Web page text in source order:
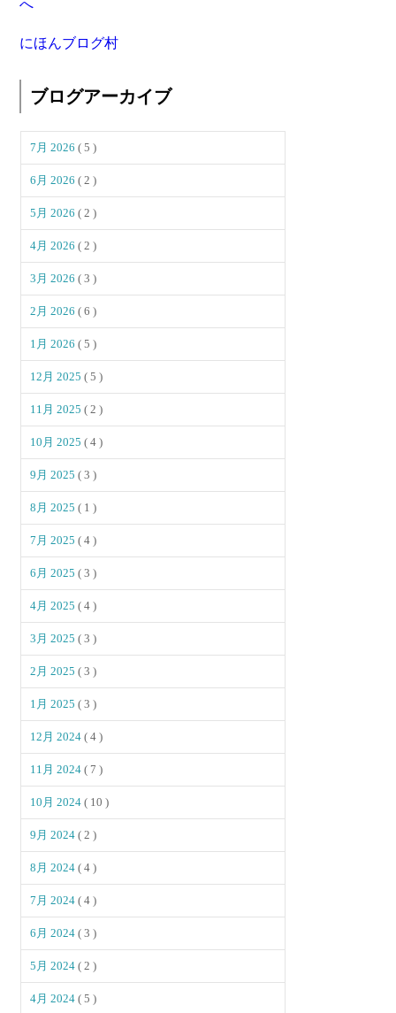
にほんブログ村
ブログアーカイブ
7月 2026( 5 )
6月 2026( 2 )
5月 2026( 2 )
4月 2026( 2 )
3月 2026( 3 )
2月 2026( 6 )
1月 2026( 5 )
12月 2025( 5 )
11月 2025( 2 )
10月 2025( 4 )
9月 2025( 3 )
8月 2025( 1 )
7月 2025( 4 )
6月 2025( 3 )
4月 2025( 4 )
3月 2025( 3 )
2月 2025( 3 )
1月 2025( 3 )
12月 2024( 4 )
11月 2024( 7 )
10月 2024( 10 )
9月 2024( 2 )
8月 2024( 4 )
7月 2024( 4 )
6月 2024( 3 )
5月 2024( 2 )
4月 2024( 5 )